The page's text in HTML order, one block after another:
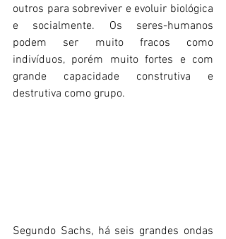
outros para sobreviver e evoluir biológica
e socialmente. Os seres-humanos
podem ser muito fracos como
indivíduos, porém muito fortes e com
grande capacidade construtiva e
destrutiva como grupo.
Segundo Sachs, há seis grandes ondas